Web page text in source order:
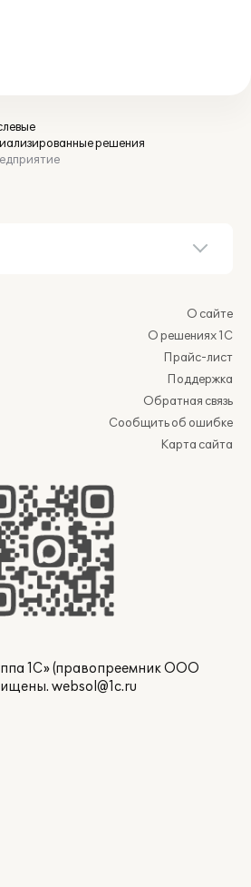
решения
О сайте
О решениях 1С
Прайс-лист
Поддержка
Обратная связь
Сообщить об ошибке
Карта сайта
1С» (правопреемник ООО
websol@1c.ru